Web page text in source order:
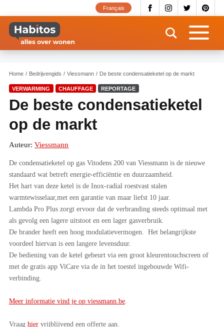
naar
inhoud
gaan
Français
Home Bedrijvengids Viessmann De beste condensatieketel op de markt
VERWARMING CHAUFFAGE REPORTAGE
De beste condensatieketel
op de markt
Auteur: Viessmann
De condensatieketel op gas Vitodens 200 van Viessmann is de nieuwe
standaard wat betreft energie-efficiëntie en duurzaamheid.
Het hart van deze ketel is de Inox-radial roestvast stalen
warmtewisselaar,met een garantie van maar liefst 10 jaar.
Lambda Pro Plus zorgt ervoor dat de verbranding steeds optimaal met
als gevolg een lagere uitstoot en een lager gasverbruik.
De brander heeft een hoog modulatievermogen. Het belangrijkste
voordeel hiervan is een langere levensduur.
De bediening van de ketel gebeurt via een groot kleurentouchscreen of
met de gratis app ViCare via de in het toestel ingebouwde Wifi-
verbinding.
Meer informatie vind je op viessmann.be
Vraag hier vrijblijvend een offerte aan.